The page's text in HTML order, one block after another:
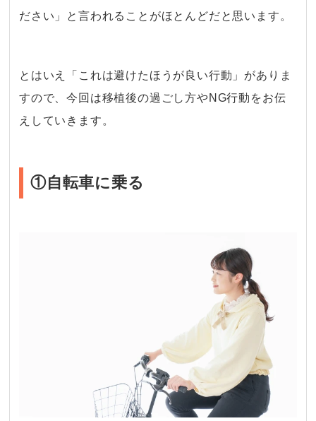
ださい」と言われることがほとんどだと思います。
とはいえ「これは避けたほうが良い行動」がありま
すので、今回は移植後の過ごし方やNG行動をお伝
えしていきます。
①自転車に乗る